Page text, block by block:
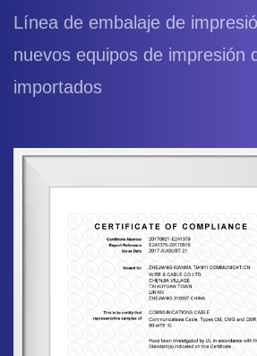
Línea de embalaje de
nuevos equipos de impresión
importados